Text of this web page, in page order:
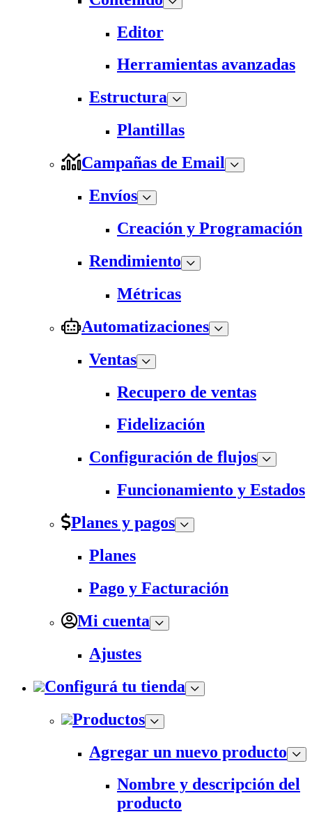
Editor
Herramientas avanzadas
Estructura
Plantillas
Campañas de Email
Envíos
Creación y Programación
Rendimiento
Métricas
Automatizaciones
Ventas
Recupero de ventas
Fidelización
Configuración de flujos
Funcionamiento y Estados
Planes y pagos
Planes
Pago y Facturación
Mi cuenta
Ajustes
Configurá tu tienda
Productos
Agregar un nuevo producto
Nombre y descripción del
producto